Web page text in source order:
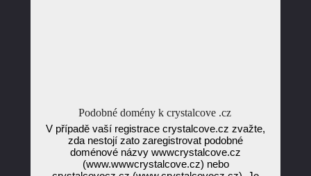
Podobné domény k crystalcove .cz
V případě vaší registrace crystalcove.cz zvažte,
zda nestojí zato zaregistrovat podobné
doménové názvy wwwcrystalcove.cz
(www.wwwcrystalcove.cz) nebo